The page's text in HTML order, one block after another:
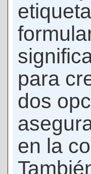
para
dos
en la